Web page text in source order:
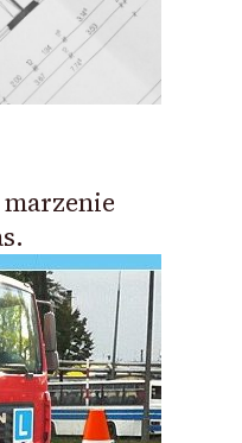
marzenie